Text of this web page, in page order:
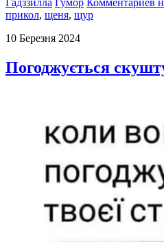
Гадззилла Гумор Комментариев
прикол, щеня, щур
10 Березня 2024
Погоджується